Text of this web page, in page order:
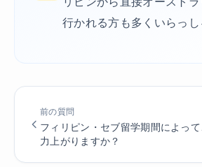
行かれる方も多くいらっし
前の質問
フィリピン・セブ留学期間によっ
力上がりますか？